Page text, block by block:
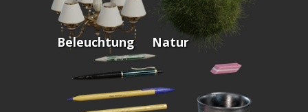
Beleuchtung Natur